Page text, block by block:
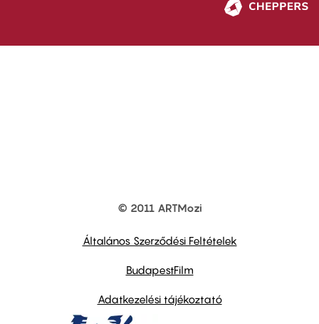
© 2011 ARTMozi
Általános Szerződési Feltételek
BudapestFilm
Adatkezelési tájékoztató